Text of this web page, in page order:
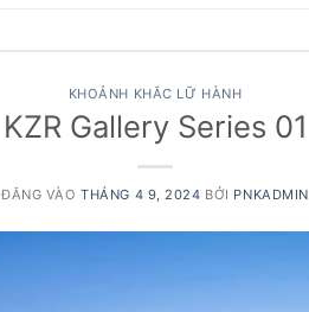
KHOẢNH KHẮC LỮ HÀNH
KZR Gallery Series 01
ĐĂNG VÀOTHÁNG 4 9, 2024 BỞI PNKADMIN